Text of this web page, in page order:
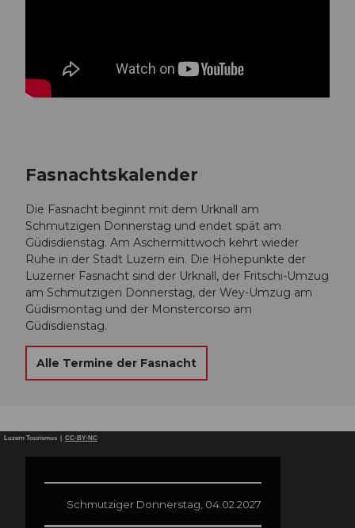
Fasnachtskalender
Die Fasnacht beginnt mit dem Urknall am
Schmutzigen Donnerstag und endet spät am
Güdisdienstag. Am Aschermittwoch kehrt wieder
Ruhe in der Stadt Luzern ein. Die Höhepunkte der
Luzerner Fasnacht sind der Urknall, der Fritschi-Umzug
am Schmutzigen Donnerstag, der Wey-Umzug am
Güdismontag und der Monstercorso am
Güdisdienstag.
Alle Termine der Fasnacht
Luzern Tourismus | CC-BY-NC
Schmutziger Donnerstag, 04.02.2027